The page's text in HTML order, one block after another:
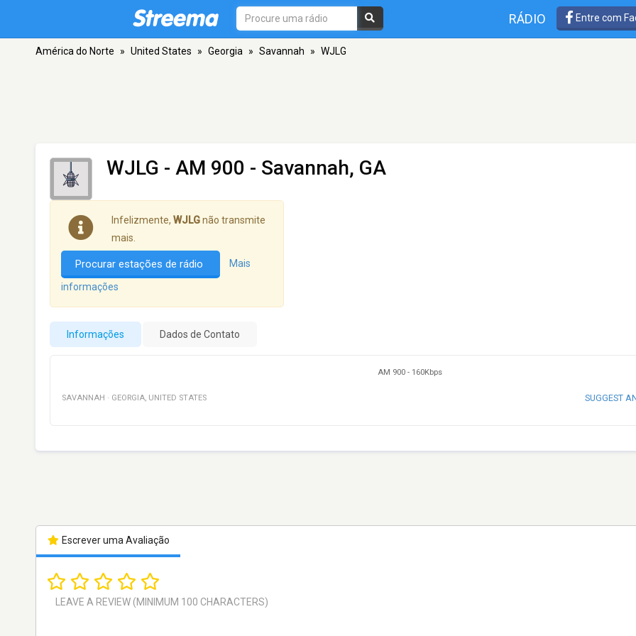
RÁDIO Entre com
América do Norte » United States » Georgia » Savannah » WJLG
WJLG - AM 900 - Savannah, GA
Infelizmente, WJLGnão transmite
mais.
Procurar estações de rádio Mais
informações
Informações Dados de Contato
AM 900 - 160Kbps
SAVANNAH · GEORGIA, UNITED STATES SUGGEST
Escrever uma Avaliação